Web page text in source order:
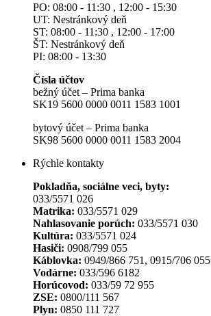
PO: 08:00 - 11:30 , 12:00 - 15:30
UT: Nestránkový deň
ST: 08:00 - 11:30 , 12:00 - 17:00
ŠT: Nestránkový deň
PI: 08:00 - 13:30
Čísla účtov
bežný účet – Prima banka
SK19 5600 0000 0011 1583 1001
bytový účet – Prima banka
SK98 5600 0000 0011 1583 2004
Rýchle kontakty
Pokladňa, sociálne veci, byty:
033/5571 026
Matrika: 033/5571 029
Nahlasovanie porúch: 033/5571 030
Kultúra: 033/5571 024
Hasiči: 0908/799 055
Káblovka: 0949/866 751, 0915/706 055
Vodárne: 033/596 6182
Horúcovod: 033/59 72 955
ZSE: 0800/111 567
Plyn: 0850 111 727